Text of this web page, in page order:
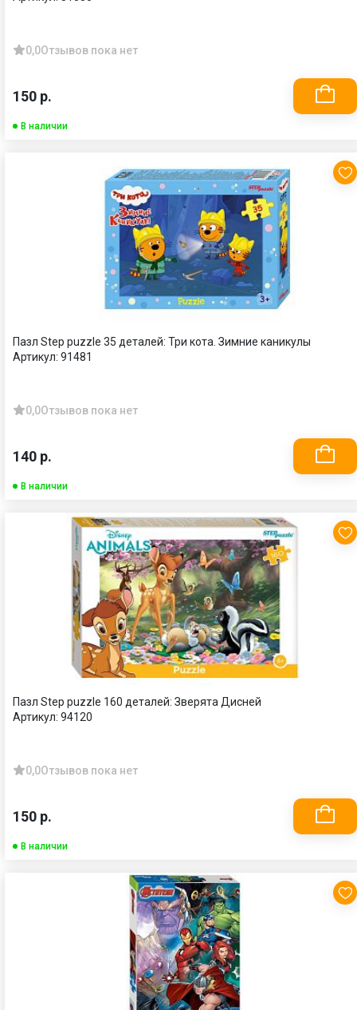
0,0Отзывов пока нет
150 р.
В наличии
Пазл Step puzzle 35 деталей: Три кота. Зимние каникулы
Артикул: 91481
0,0Отзывов пока нет
140 р.
В наличии
Пазл Step puzzle 160 деталей: Зверята Дисней
Артикул: 94120
0,0Отзывов пока нет
150 р.
В наличии